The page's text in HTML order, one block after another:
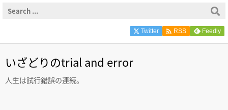
Twitter  RSS Feedly
いざどりのtrial and error
人生は試行錯誤の連続。